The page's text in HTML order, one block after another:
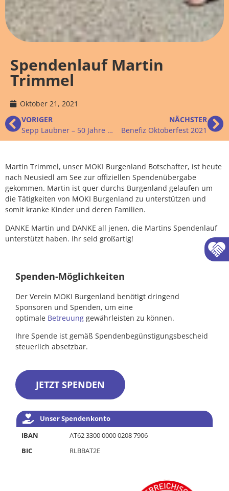
Spendenlauf Martin
Trimmel
Oktober 21, 2021
VORIGER
Sepp Laubner – 50 Jahre für die Kunst Scheckübergabe
NÄCHSTER
Benefiz Oktoberfest 2021
Martin Trimmel, unser MOKI Burgenland Botschafter, ist heute
nach Neusiedl am See zur offiziellen Spendenübergabe
gekommen. Martin ist quer durchs Burgenland gelaufen um
die Tätigkeiten von MOKI Burgenland zu unterstützen und
somit kranke Kinder und deren Familien.
DANKE Martin und DANKE all jenen, die Martins Spendenlauf
unterstützt haben. Ihr seid großartig!
Spenden-Möglichkeiten
Der Verein MOKI Burgenland benötigt dringend
Sponsoren und Spenden, um eine
optimale Betreuung gewährleisten zu können.
Ihre Spende ist gemäß Spendenbegünstigungsbescheid
steuerlich absetzbar.
JETZT SPENDEN
Unser Spendenkonto
IBAN
AT62 3300 0000 0208 7906
BIC
RLBBAT2E